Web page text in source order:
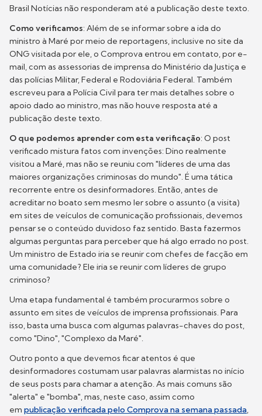
Brasil Notícias não responderam até a publicação deste texto.
Como verificamos: Além de se informar sobre a ida do
ministro à Maré por meio de reportagens, inclusive no site da
ONG visitada por ele, o Comprova entrou em contato, por e-
mail, com as assessorias de imprensa do Ministério da Justiça e
das polícias Militar, Federal e Rodoviária Federal. Também
escreveu para a Polícia Civil para ter mais detalhes sobre o
apoio dado ao ministro, mas não houve resposta até a
publicação deste texto.
O que podemos aprender com esta verificação: O post
verificado mistura fatos com invenções: Dino realmente
visitou a Maré, mas não se reuniu com "líderes de uma das
maiores organizações criminosas do mundo". É uma tática
recorrente entre os desinformadores. Então, antes de
acreditar no boato sem mesmo ler sobre o assunto (a visita)
em sites de veículos de comunicação profissionais, devemos
pensar se o conteúdo duvidoso faz sentido. Basta fazermos
algumas perguntas para perceber que há algo errado no post.
Um ministro de Estado iria se reunir com chefes de facção em
uma comunidade? Ele iria se reunir com líderes de grupo
criminoso?
Uma etapa fundamental é também procurarmos sobre o
assunto em sites de veículos de imprensa profissionais. Para
isso, basta uma busca com algumas palavras-chaves do post,
como "Dino", "Complexo da Maré".
Outro ponto a que devemos ficar atentos é que
desinformadores costumam usar palavras alarmistas no início
de seus posts para chamar a atenção. As mais comuns são
"alerta" e "bomba", mas, neste caso, assim como
em publicação verificada pelo Comprova na semana passada,